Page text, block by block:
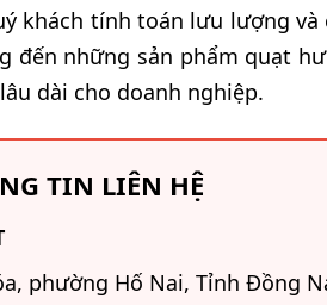
khách tính toán lưu lượng
đến những sản phẩm quạt
dài cho doanh nghiệp.
TIN LIÊN HỆ
phường Hố Nai, Tỉnh Đồng